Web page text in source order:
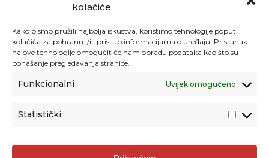
kolačiće
Kako bismo pružili najbolja iskustva, koristimo tehnologije poput
kolačića za pohranu i/ili pristup informacijama o uređaju. Pristanak
na ove tehnologije omogućit će nam obradu podataka kao što su
ponašanje pregledavanja stranice.
Funkcionalni Uvijek omogućeno
Statistički
Agencija za odgoj i obrazovanje